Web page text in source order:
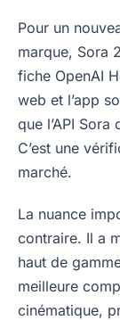
Pour un
marque, Sora
fiche OpenAI
web et l’app
que l’API
C’est une
marché.
La nuance
contraire. Il a
haut de
meilleure
cinématique,